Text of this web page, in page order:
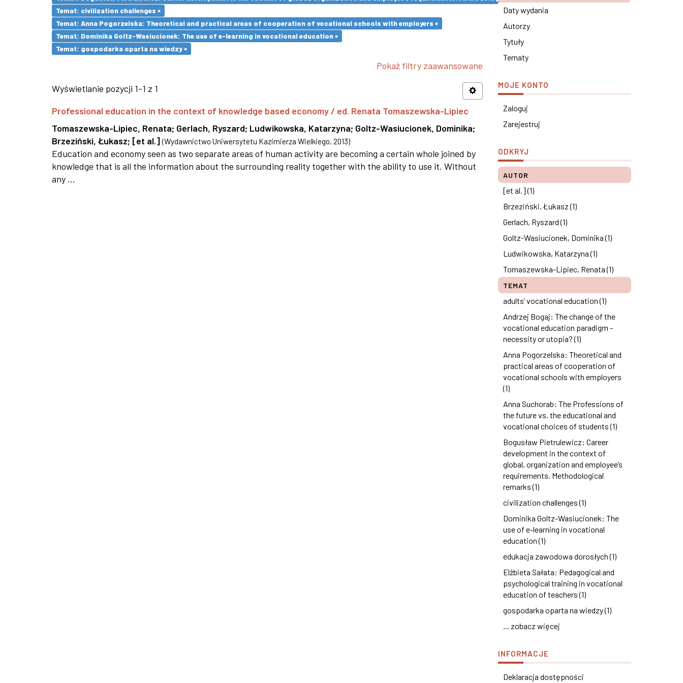
Temat: civilization challenges ×
Temat: Anna Pogorzelska: Theoretical and practical areas of cooperation of vocational schools with employers ×
Temat: Dominika Goltz-Wasiucionek: The use of e-learning in vocational education ×
Temat: gospodarka oparta na wiedzy ×
Pokaż filtry zaawansowane
Wyświetlanie pozycji 1-1 z 1
Professional education in the context of knowledge based economy / ed. Renata Tomaszewska-Lipiec
Tomaszewska-Lipiec, Renata; Gerlach, Ryszard; Ludwikowska, Katarzyna; Goltz-Wasiucionek, Dominika;
Brzeziński, Łukasz; [et al.] (Wydawnictwo Uniwersytetu Kazimierza Wielkiego, 2013)
Education and economy seen as two separate areas of human activity are becoming a certain whole joined by
knowledge that is all the information about the surrounding reality together with the ability to use it. Without
any ...
Daty wydania
Autorzy
Tytuły
Tematy
MOJE KONTO
Zaloguj
Zarejestruj
ODKRYJ
AUTOR
[et al.] (1)
Brzeziński, Łukasz (1)
Gerlach, Ryszard (1)
Goltz-Wasiucionek, Dominika (1)
Ludwikowska, Katarzyna (1)
Tomaszewska-Lipiec, Renata (1)
TEMAT
adults’ vocational education (1)
Andrzej Bogaj: The change of the
vocational education paradigm -
necessity or utopia? (1)
Anna Pogorzelska: Theoretical and
practical areas of cooperation of
vocational schools with employers
(1)
Anna Suchorab: The Professions of
the future vs. the educational and
vocational choices of students (1)
Bogusław Pietrulewicz: Career
development in the context of
global, organization and employee’s
requirements. Methodological
remarks (1)
civilization challenges (1)
Dominika Goltz-Wasiucionek: The
use of e-learning in vocational
education (1)
edukacja zawodowa dorosłych (1)
Elżbieta Sałata: Pedagogical and
psychological training in vocational
education of teachers (1)
gospodarka oparta na wiedzy (1)
... zobacz więcej
INFORMACJE
Deklaracja dostępności